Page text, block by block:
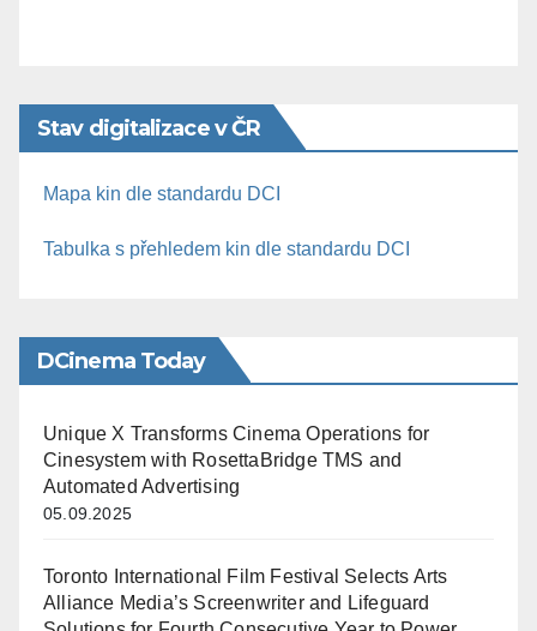
Stav digitalizace v ČR
Mapa kin dle standardu DCI
Tabulka s přehledem kin dle standardu DCI
DCinema Today
Unique X Transforms Cinema Operations for
Cinesystem with RosettaBridge TMS and
Automated Advertising
05.09.2025
Toronto International Film Festival Selects Arts
Alliance Media’s Screenwriter and Lifeguard